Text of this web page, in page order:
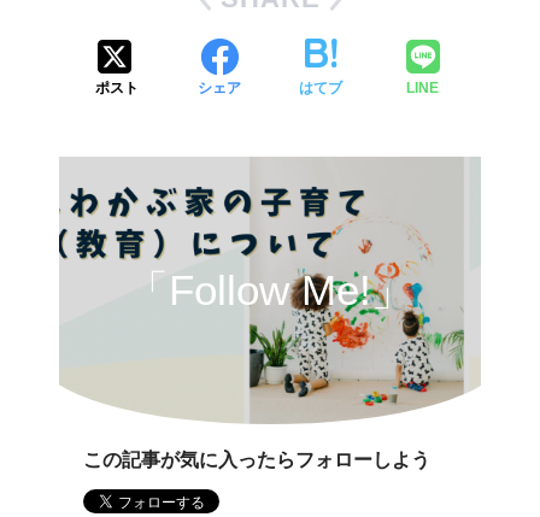
ポスト シェア はてブ LINE
「Follow Me!」
この記事が気に入ったらフォローしよう